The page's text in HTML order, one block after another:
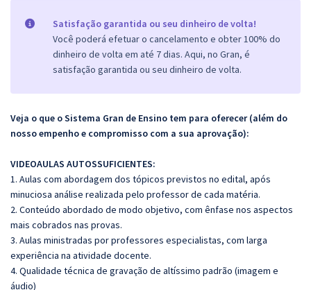
Satisfação garantida ou seu dinheiro de volta!
Você poderá efetuar o cancelamento e obter 100% do
dinheiro de volta em até 7 dias. Aqui, no Gran, é
satisfação garantida ou seu dinheiro de volta.
Veja o que o Sistema Gran de Ensino tem para oferecer (além do
nosso empenho e compromisso com a sua aprovação):
VIDEOAULAS AUTOSSUFICIENTES:
1. Aulas com abordagem dos tópicos previstos no edital, após
minuciosa análise realizada pelo professor de cada matéria.
2. Conteúdo abordado de modo objetivo, com ênfase nos aspectos
mais cobrados nas provas.
3. Aulas ministradas por professores especialistas, com larga
experiência na atividade docente.
4. Qualidade técnica de gravação de altíssimo padrão (imagem e
áudio)